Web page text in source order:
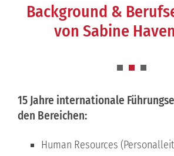
Background &
von Sabine
15 Jahre internationale
den Bereichen:
Human Resources